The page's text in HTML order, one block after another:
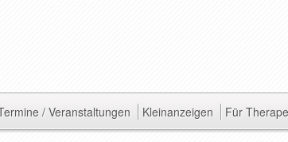
/ Veranstaltungen Kleinanzeigen Für